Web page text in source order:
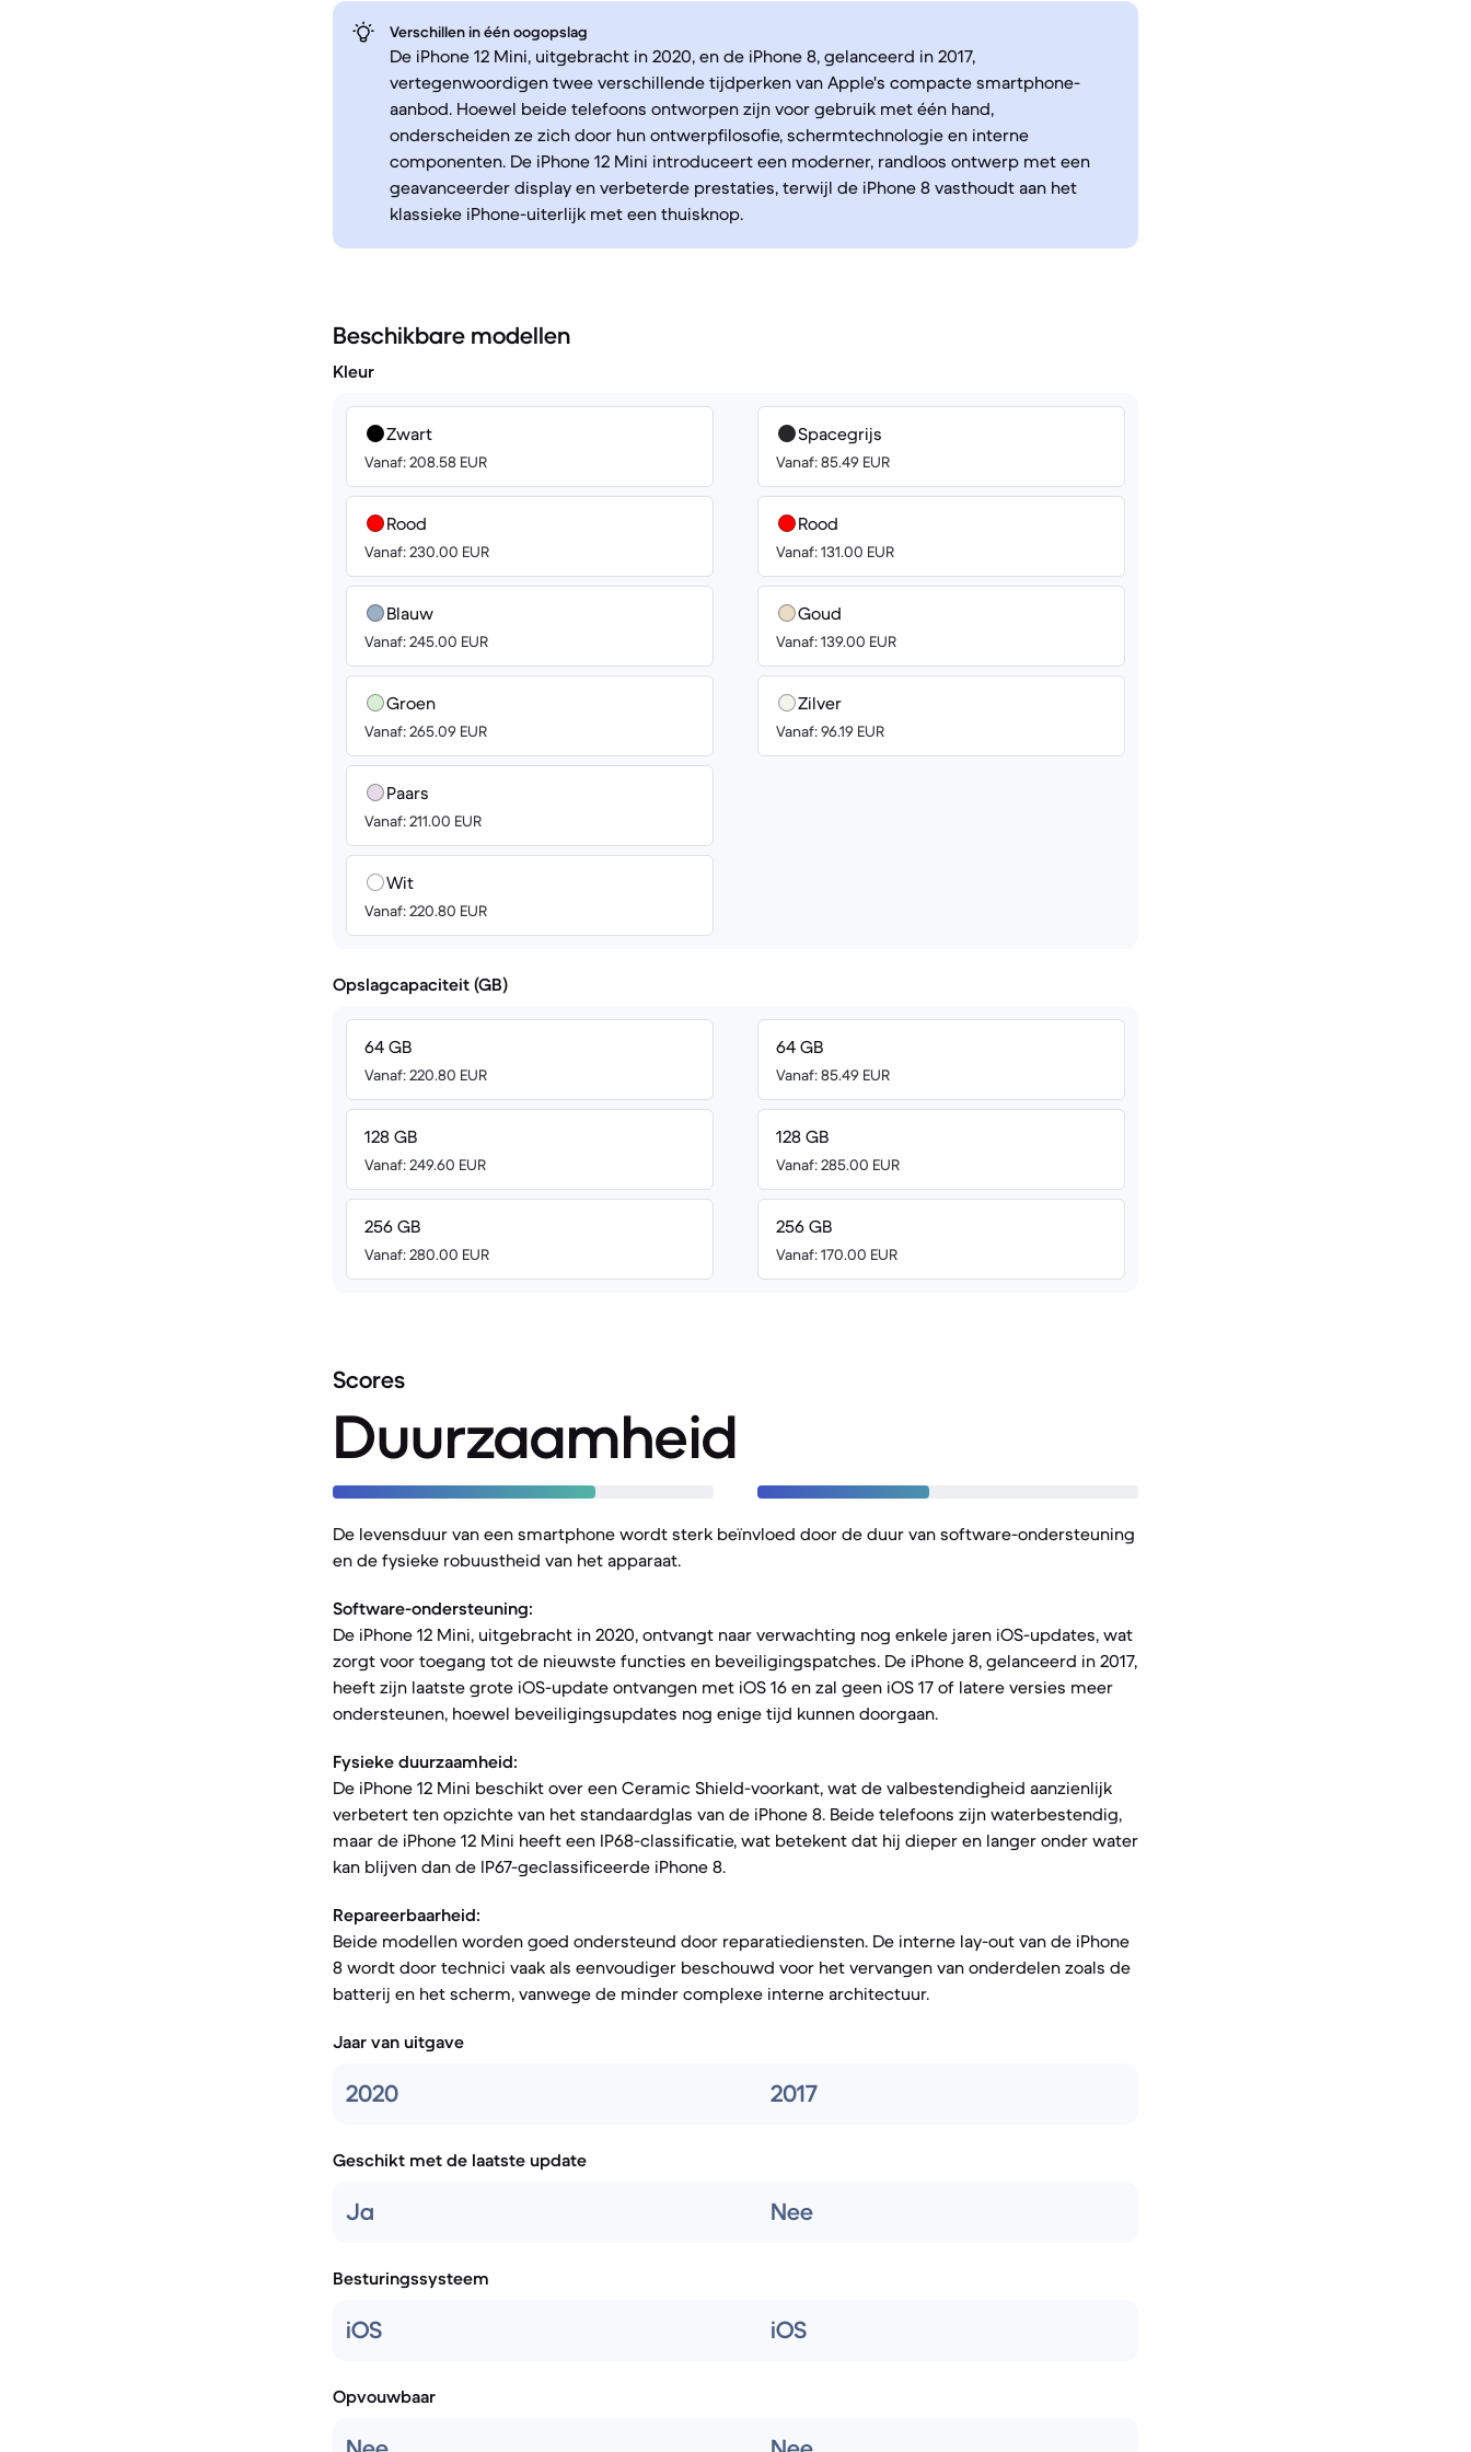
Verschillen in één oogopslag
De iPhone 12 Mini, uitgebracht in 2020, en de iPhone 8, gelanceerd in 2017,
vertegenwoordigen twee verschillende tijdperken van Apple's compacte smartphone-
aanbod. Hoewel beide telefoons ontworpen zijn voor gebruik met één hand,
onderscheiden ze zich door hun ontwerpfilosofie, schermtechnologie en interne
componenten. De iPhone 12 Mini introduceert een moderner, randloos ontwerp met een
geavanceerder display en verbeterde prestaties, terwijl de iPhone 8 vasthoudt aan het
klassieke iPhone-uiterlijk met een thuisknop.
Beschikbare modellen
Kleur
Zwart
Vanaf: 208.58 EUR
Rood
Vanaf: 230.00 EUR
Blauw
Vanaf: 245.00 EUR
Groen
Vanaf: 265.09 EUR
Paars
Vanaf: 211.00 EUR
Wit
Vanaf: 220.80 EUR
Spacegrijs
Vanaf: 85.49 EUR
Rood
Vanaf: 131.00 EUR
Goud
Vanaf: 139.00 EUR
Zilver
Vanaf: 96.19 EUR
Opslagcapaciteit (GB)
64 GB
Vanaf: 220.80 EUR
128 GB
Vanaf: 249.60 EUR
256 GB
Vanaf: 280.00 EUR
64 GB
Vanaf: 85.49 EUR
128 GB
Vanaf: 285.00 EUR
256 GB
Vanaf: 170.00 EUR
Scores
Duurzaamheid
De levensduur van een smartphone wordt sterk beïnvloed door de duur van software-ondersteuning
en de fysieke robuustheid van het apparaat.
Software-ondersteuning:
De iPhone 12 Mini, uitgebracht in 2020, ontvangt naar verwachting nog enkele jaren iOS-updates, wat
zorgt voor toegang tot de nieuwste functies en beveiligingspatches. De iPhone 8, gelanceerd in 2017,
heeft zijn laatste grote iOS-update ontvangen met iOS 16 en zal geen iOS 17 of latere versies meer
ondersteunen, hoewel beveiligingsupdates nog enige tijd kunnen doorgaan.
Fysieke duurzaamheid:
De iPhone 12 Mini beschikt over een Ceramic Shield-voorkant, wat de valbestendigheid aanzienlijk
verbetert ten opzichte van het standaardglas van de iPhone 8. Beide telefoons zijn waterbestendig,
maar de iPhone 12 Mini heeft een IP68-classificatie, wat betekent dat hij dieper en langer onder water
kan blijven dan de IP67-geclassificeerde iPhone 8.
Repareerbaarheid:
Beide modellen worden goed ondersteund door reparatiediensten. De interne lay-out van de iPhone
8 wordt door technici vaak als eenvoudiger beschouwd voor het vervangen van onderdelen zoals de
batterij en het scherm, vanwege de minder complexe interne architectuur.
Jaar van uitgave
2020 2017
Geschikt met de laatste update
Ja Nee
Besturingssysteem
iOS iOS
Opvouwbaar